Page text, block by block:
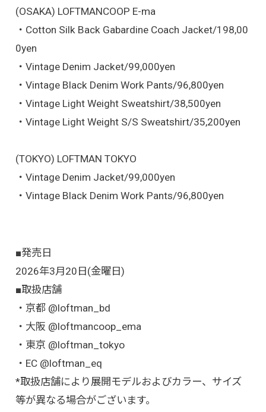
(OSAKA) LOFTMANCOOP E-ma
・Cotton Silk Back Gabardine Coach Jacket/198,00
0yen
・Vintage Denim Jacket/99,000yen
・Vintage Black Denim Work Pants/96,800yen
・Vintage Light Weight Sweatshirt/38,500yen
・Vintage Light Weight S/S Sweatshirt/35,200yen
(TOKYO) LOFTMAN TOKYO
・Vintage Denim Jacket/99,000yen
・Vintage Black Denim Work Pants/96,800yen
■発売日
2026年3月20日(金曜日)
■取扱店舗
・京都 @loftman_bd
・大阪 @loftmancoop_ema
・東京 @loftman_tokyo
・EC @loftman_eq
*取扱店舗により展開モデルおよびカラー、サイズ
等が異なる場合がございます。